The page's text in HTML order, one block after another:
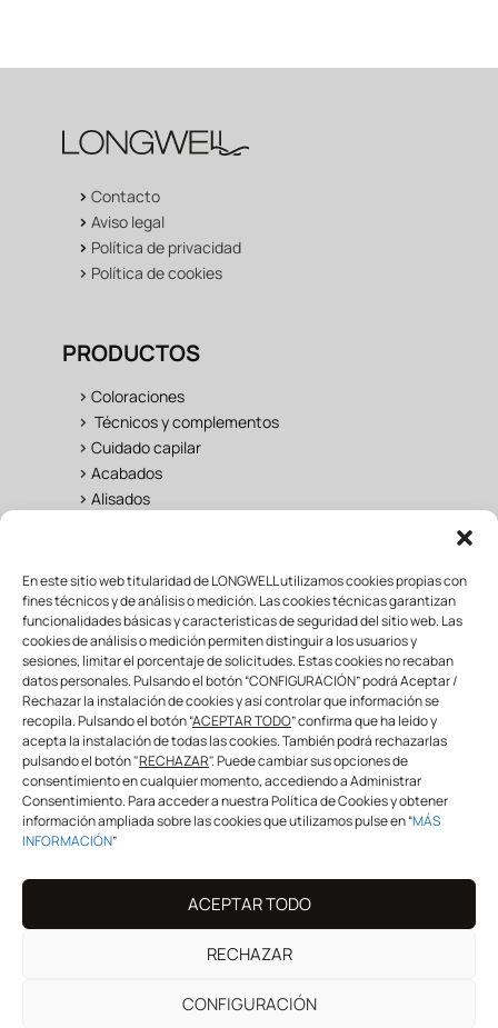
En este sitio web titularidad de LONGWELL utilizamos cookies propias con
fines técnicos y de análisis o medición. Las cookies técnicas garantizan
funcionalidades básicas y características de seguridad del sitio web. Las
cookies de análisis o medición permiten distinguir a los usuarios y
sesiones, limitar el porcentaje de solicitudes. Estas cookies no recaban
datos personales. Pulsando el botón “CONFIGURACIÓN” podrá Aceptar /
Rechazar la instalación de cookies y así controlar que información se
recopila. Pulsando el botón “ACEPTAR TODO” confirma que ha leído y
acepta la instalación de todas las cookies. También podrá rechazarlas
pulsando el botón "RECHAZAR". Puede cambiar sus opciones de
consentimiento en cualquier momento, accediendo a Administrar
Consentimiento. Para acceder a nuestra Política de Cookies y obtener
información ampliada sobre las cookies que utilizamos pulse en “MÁS
INFORMACIÓN”
ACEPTAR TODO
RECHAZAR
CONFIGURACIÓN
> Contacto
> Aviso legal
> Política de privacidad
> Política de cookies
PRODUCTOS
> Coloraciones
> Técnicos y complementos
> Cuidado capilar
> Acabados
> Alisados
UNIVERSO LONGWELL
>Salon
>Fan Área
>Formación
>Mayorista & distribuidor
SÍGUENOS
¡COMPARTE CON NOSOTROS!
Youareourinspiration#Longwellprofessional